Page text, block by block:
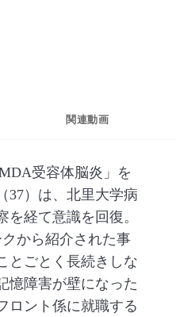
有
ールで共有
関連動画
受容体脳炎」を
37）は、北里大学病
を経て意識を回復。
から紹介された事
とごとく長続きしな
憶障害が壁になった
ロント係に就職する